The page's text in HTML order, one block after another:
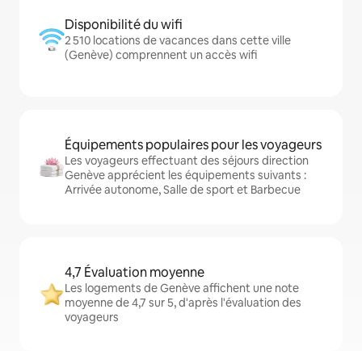
Disponibilité du wifi
2 510 locations de vacances dans cette ville
(Genève) comprennent un accès wifi
Équipements populaires pour les voyageurs
Les voyageurs effectuant des séjours direction
Genève apprécient les équipements suivants :
Arrivée autonome, Salle de sport et Barbecue
4,7 Évaluation moyenne
Les logements de Genève affichent une note
moyenne de 4,7 sur 5, d'après l'évaluation des
voyageurs